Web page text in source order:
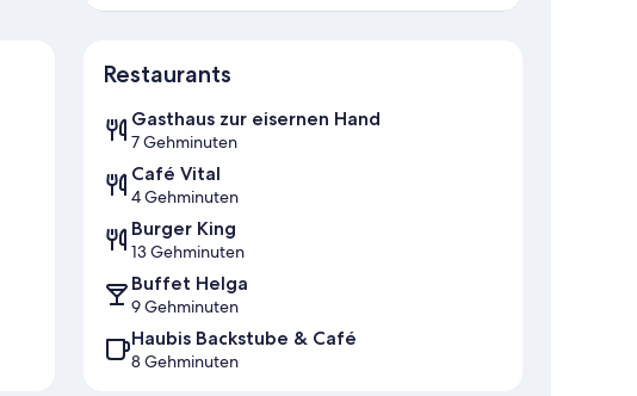
Restaurants
Gasthaus zur eisernen Hand
7 Gehminuten
Café Vital
4 Gehminuten
Burger King
13 Gehminuten
Buffet Helga
9 Gehminuten
Haubis Backstube & Café
8 Gehminuten